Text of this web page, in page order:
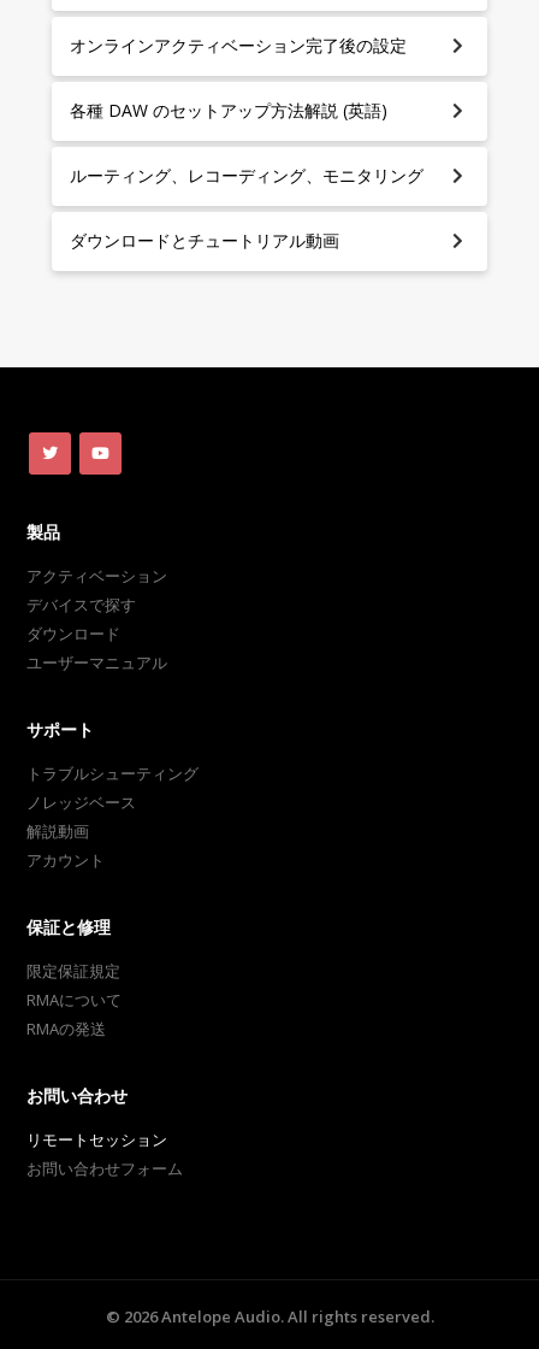
オンラインアクティベーション完了後の設定
各種 DAW のセットアップ方法解説 (英語)
ルーティング、レコーディング、モニタリング
ダウンロードとチュートリアル動画
製品
アクティベーション
デバイスで探す
ダウンロード
ユーザーマニュアル
サポート
トラブルシューティング
ノレッジベース
解説動画
アカウント
保証と修理
限定保証規定
RMAについて
RMAの発送
お問い合わせ
リモートセッション
お問い合わせフォーム
© 2026Antelope Audio. All rights reserved.